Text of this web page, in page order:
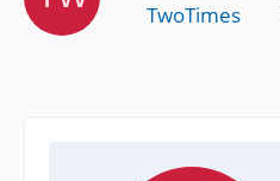
TwoTimes